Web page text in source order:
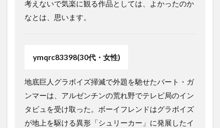
考えないで気楽に観る作品としては、よかったのか
なとは、思います。
ymqrc83398(30代・女性)
地底巨人グラボイズ掃滅で外題を馳せたバート・ガ
ンマーは、アルゼンチンの荒れ野でテレビ局のイン
タビュを受け取った。ボーイフレンドはグラボイズ
が地上を駆ける異形「シュリーカー」に発展したイ